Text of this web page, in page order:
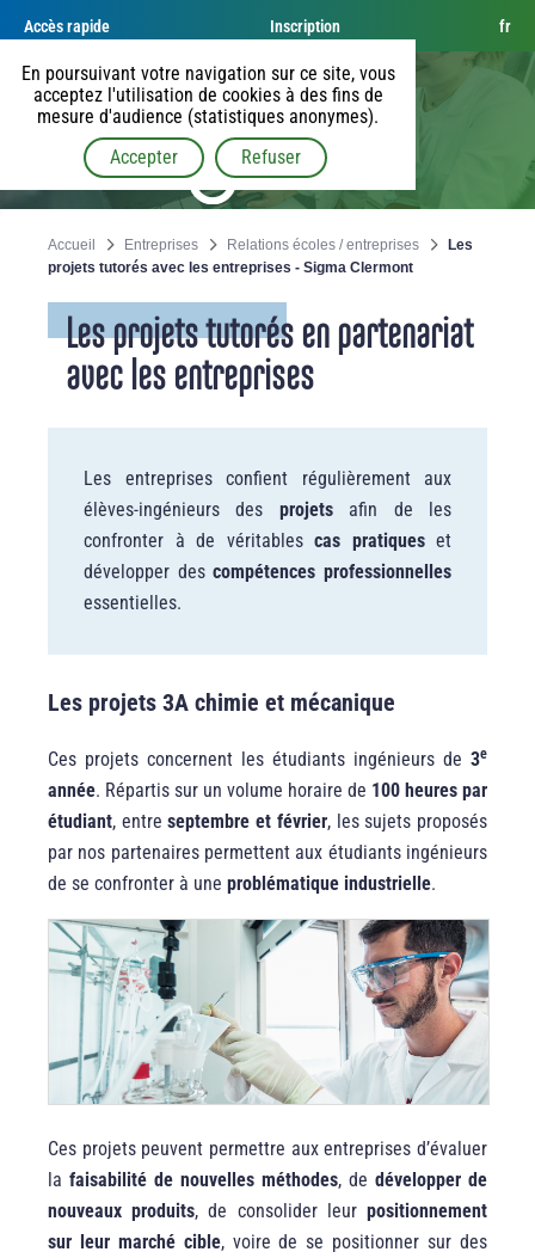
En poursuivant votre navigation sur ce site, vous
acceptez l'utilisation de cookies à des fins de
mesure d'audience (statistiques anonymes).
Accepter
Refuser
Accès rapide Inscription fr
Accueil Entreprises Relations écoles / entreprises
Les
projets tutorés avec les entreprises - Sigma Clermont
Les projets tutorés en partenariat
avec les entreprises
Les entreprises confient régulièrement aux
élèves-ingénieurs des projets afin de les
confronter à de véritables cas pratiqueset
développer descompétences professionnelles
essentielles.
Les projets 3A chimie et mécanique
Ces projets concernent les étudiants ingénieurs de 3e
année. Répartis sur un volume horaire de 100 heures par
étudiant, entre septembre et février, les sujets proposés
par nos partenaires permettent aux étudiants ingénieurs
de se confronter à une problématique industrielle.
Ces projets peuvent permettre aux entreprises d’évaluer
la faisabilité de nouvelles méthodes, de développer de
nouveaux produits, de consolider leurpositionnement
sur leur marché cible, voire de se positionner sur des